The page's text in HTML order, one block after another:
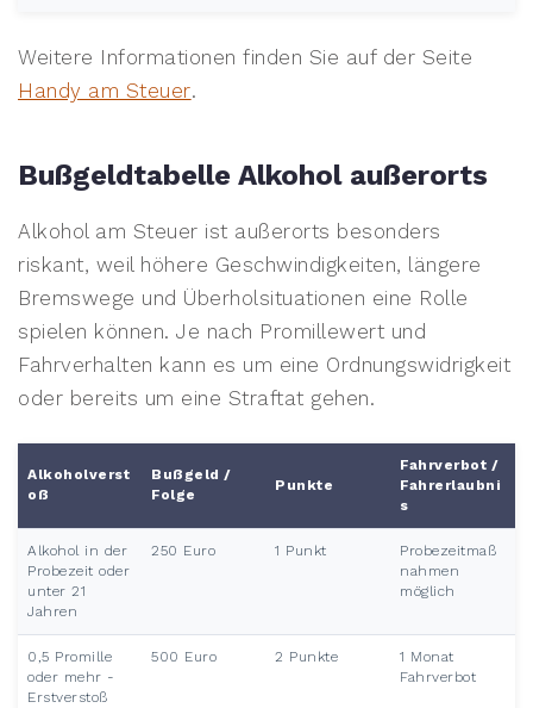
Weitere Informationen finden Sie auf der Seite
Handy am Steuer.
Bußgeldtabelle Alkohol außerorts
Alkohol am Steuer ist außerorts besonders
riskant, weil höhere Geschwindigkeiten, längere
Bremswege und Überholsituationen eine Rolle
spielen können. Je nach Promillewert und
Fahrverhalten kann es um eine Ordnungswidrigkeit
oder bereits um eine Straftat gehen.
Alkoholverst
oß
Bußgeld /
Folge
Punkte
Fahrverbot /
Fahrerlaubni
s
Alkohol in der
Probezeit oder
unter 21
Jahren
250 Euro 1 Punkt
Probezeitmaß
nahmen
möglich
0,5 Promille
oder mehr -
Erstverstoß
500 Euro 2 Punkte
1 Monat
Fahrverbot